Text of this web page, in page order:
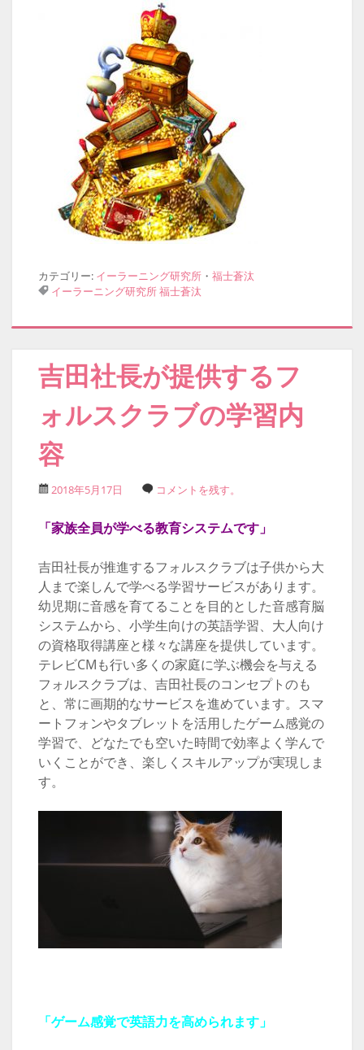
カテゴリー: イーラーニング研究所・ 福士蒼汰
イーラーニング研究所福士蒼汰
吉田社長が提供するフ
ォルスクラブの学習内
容
2018年5月17日 コメントを残す。
「家族全員が学べる教育システムです」
吉田社長が推進するフォルスクラブは子供から大
人まで楽しんで学べる学習サービスがあります。
幼児期に音感を育てることを目的とした音感育脳
システムから、小学生向けの英語学習、大人向け
の資格取得講座と様々な講座を提供しています。
テレビCMも行い多くの家庭に学ぶ機会を与える
フォルスクラブは、吉田社長のコンセプトのも
と、常に画期的なサービスを進めています。スマ
ートフォンやタブレットを活用したゲーム感覚の
学習で、どなたでも空いた時間で効率よく学んで
いくことができ、楽しくスキルアップが実現しま
す。
「ゲーム感覚で英語力を高められます」